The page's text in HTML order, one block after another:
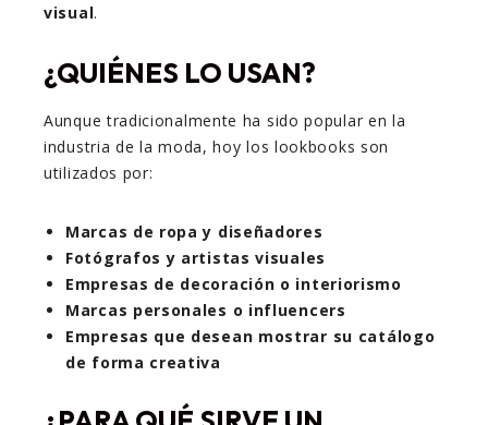
visual.
¿QUIÉNES LO USAN?
Aunque tradicionalmente ha sido popular en la
industria de la moda, hoy los lookbooks son
utilizados por:
Marcas de ropa y diseñadores
Fotógrafos y artistas visuales
Empresas de decoración o interiorismo
Marcas personales o influencers
Empresas que desean mostrar su catálogo
de forma creativa